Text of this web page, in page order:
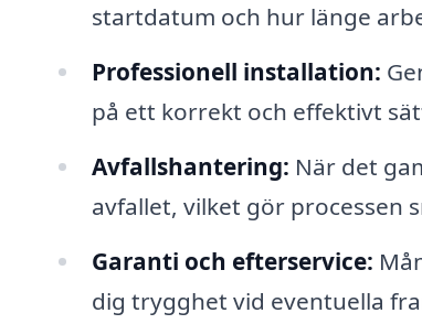
startdatum och hur länge
Professionell installation:
på ett korrekt och effektivt
Avfallshantering: När det
avfallet, vilket gör processen
Garanti och efterservice:
dig trygghet vid eventuella